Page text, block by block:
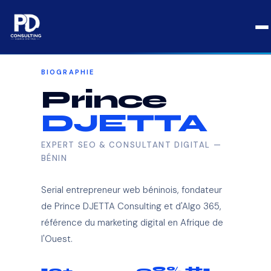
contenu
BIOGRAPHIE
Prince
DJETTA
EXPERT SEO & CONSULTANT DIGITAL —
BÉNIN
Serial entrepreneur web béninois, fondateur
de Prince DJETTA Consulting et d'Algo 365,
référence du marketing digital en Afrique de
l'Ouest.